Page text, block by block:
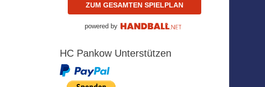
ZUM GESAMTEN SPIELPLAN
powered by
HC Pankow Unterstützen